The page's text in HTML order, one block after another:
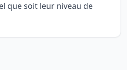
que soit leur niveau de